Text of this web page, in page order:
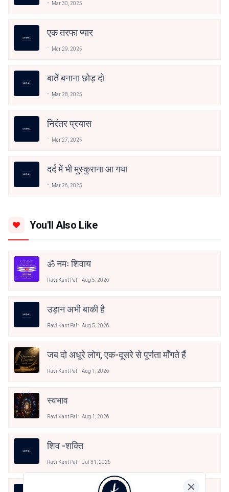
Mar 30, 2025
एक तरफा प्यार
Mar 29, 2025
बातें बनाना छोड़ दो
Mar 28, 2025
निरंतर प्रयास
Mar 27, 2025
दर्द में भी मुस्कुराना आ गया
Mar 26, 2025
You'll Also Like
ॐ नमः शिवाय
Ravi Kant Pal Aug 5, 2026
उड़ान अभी बाकी है
Ravi Kant Pal Aug 5, 2026
जब दो अधूरे लोग, एक-दूसरे से पूर्णता माँगते हैं
Ravi Kant Pal Aug 1, 2026
स्वभाव
Ravi Kant Pal Aug 1, 2026
शिव -शक्ति
Ravi Kant Pal Jul 31, 2026